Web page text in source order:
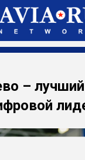
– лучший